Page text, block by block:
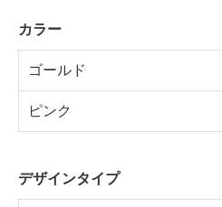
カラー
ゴールド
ピンク
デザインタイプ